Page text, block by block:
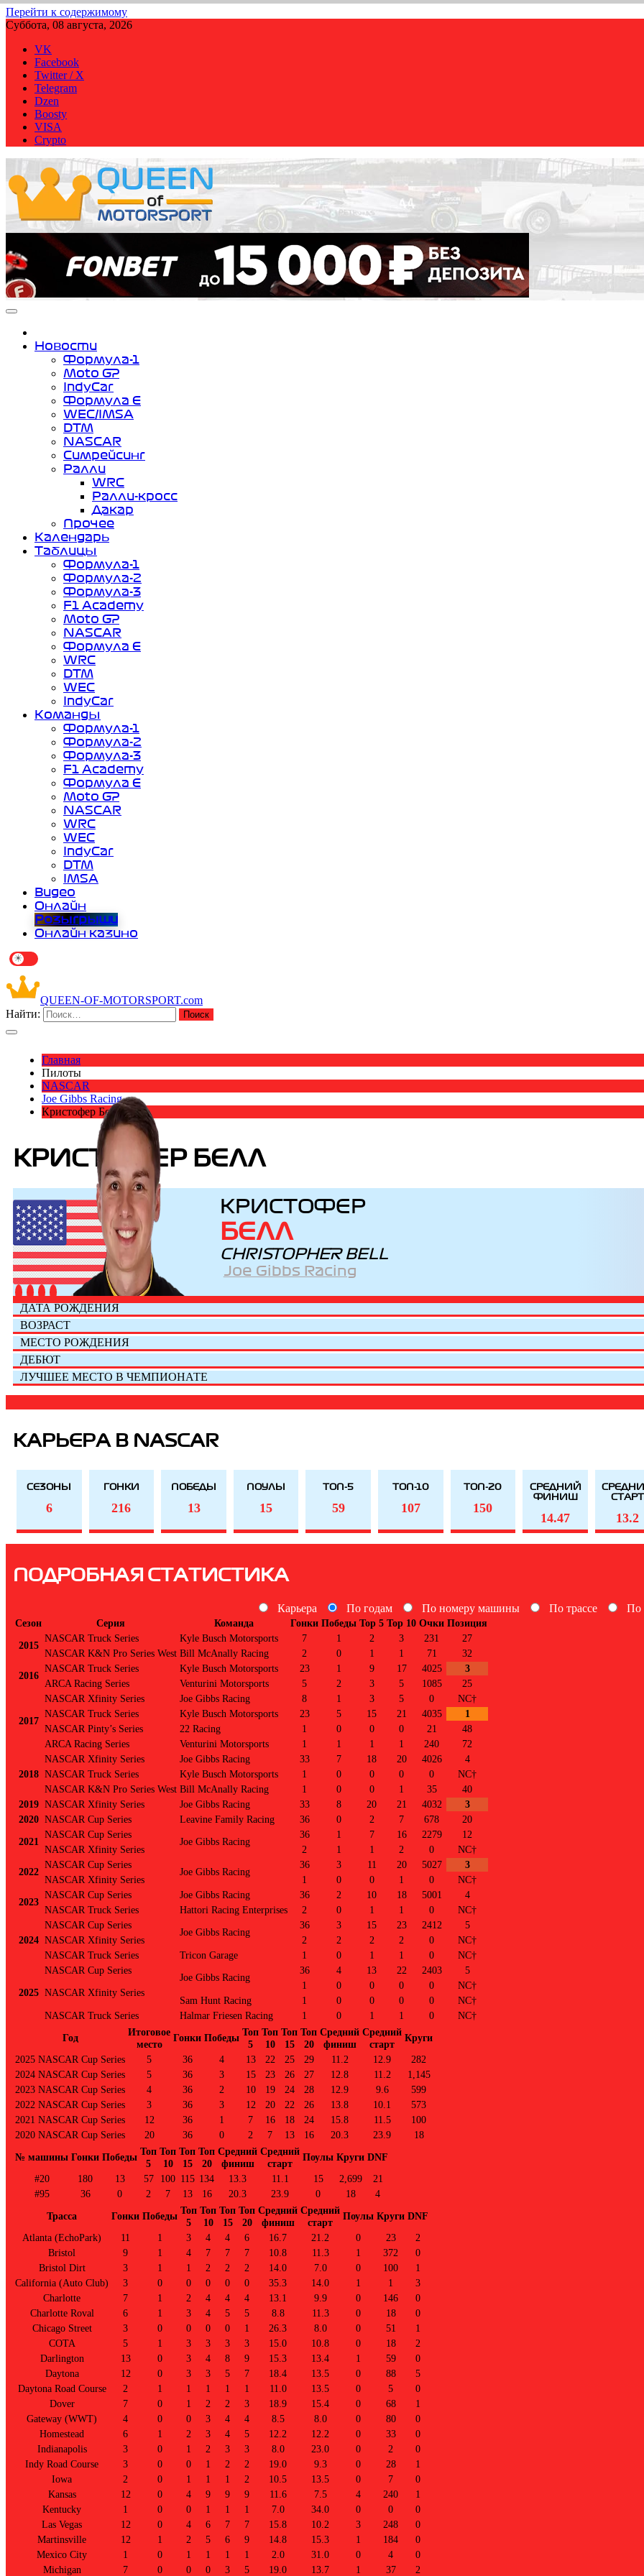
Перейти к содержимому
Суббота, 08 августа, 2026
VK
Facebook
Twitter / X
Telegram
Dzen
Boosty
VISA
Crypto
QUEEN-OF-MOTORSPORT.COM
Аналитика, статистика, трансляции Формулы-1 (Ф2/Ф3/F1 Academy), Формулы Е, Moto GP, DTM, IndyCar, NASCAR, WRC
Новости
Формула-1
Moto GP
IndyCar
Формула Е
WEC/IMSA
DTM
NASCAR
Симрейсинг
Ралли
WRC
Ралли-кросс
Дакар
Прочее
Календарь
Таблицы
Формула-1
Формула-2
Формула-3
F1 Academy
Moto GP
NASCAR
Формула Е
WRC
DTM
WEC
IndyCar
Команды
Формула-1
Формула-2
Формула-3
F1 Academy
Формула Е
Moto GP
NASCAR
WRC
WEC
IndyCar
DTM
IMSA
Видео
Онлайн
Розыгрыши
Онлайн казино
QUEEN-OF-MOTORSPORT.com
Найти:
Главная
Пилоты
NASCAR
Joe Gibbs Racing
Кристофер Белл
КРИСТОФЕР БЕЛЛ
КРИСТОФЕР
БЕЛЛ
CHRISTOPHER BELL
Joe Gibbs Racing
ДАТА РОЖДЕНИЯ
ВОЗРАСТ
МЕСТО РОЖДЕНИЯ
ДЕБЮТ
ЛУЧШЕЕ МЕСТО В ЧЕМПИОНАТЕ
КАРЬЕРА В NASCAR
СЕЗОНЫ
6
ГОНКИ
216
ПОБЕДЫ
13
ПОУЛЫ
15
ТОП-5
59
ТОП-10
107
ТОП-20
150
СРЕДНИЙ
ФИНИШ
14.47
СТАРТ
13.2
ПОДРОБНАЯ СТАТИСТИКА
Карьера По годам По номеру машины По трассе По
Сезон Серия Команда Гонки Победы Top 5 Top 10 Очки Позиция
2015
NASCAR Truck Series Kyle Busch Motorsports 7 1 2 3 231
27
NASCAR K&N Pro Series West Bill McAnally Racing 2 0 1 1 71
32
2016
NASCAR Truck Series Kyle Busch Motorsports 23 1 9 17 4025
3
ARCA Racing Series
Venturini Motorsports 5 2 3 5 1085 25
2017
NASCAR Xfinity Series Joe Gibbs Racing 8 1 3 5 0
NC†
NASCAR Truck Series
Kyle Busch Motorsports 23 5 15 21 4035
1
NASCAR Pinty’s Series
22 Racing 1 0 0 0 21
48
ARCA Racing Series
Venturini Motorsports 1 1 1 1 240 72
2018
NASCAR Xfinity Series Joe Gibbs Racing 33 7 18 20 4026
4
NASCAR Truck Series
Kyle Busch Motorsports 1 0 0 0 0
NC†
NASCAR K&N Pro Series West Bill McAnally Racing 1 0 0 1 35
40
2019 NASCAR Xfinity Series Joe Gibbs Racing 33 8 20 21 4032
3
2020 NASCAR Cup Series Leavine Family Racing 36 0 2 7 678
20
2021
NASCAR Cup Series
Joe Gibbs Racing
36 1 7 16 2279
12
NASCAR Xfinity Series
2 1 1 2 0
NC†
2022
NASCAR Cup Series
Joe Gibbs Racing
36 3 11 20 5027
3
NASCAR Xfinity Series
1 0 0 1 0
NC†
2023
NASCAR Cup Series Joe Gibbs Racing 36 2 10 18 5001
4
NASCAR Truck Series
Hattori Racing Enterprises 2 0 1 1 0 NC†
2024
NASCAR Cup Series
Joe Gibbs Racing
36 3 15 23 2412
5
NASCAR Xfinity Series
2 2 2 2 0
NC†
NASCAR Truck Series
Tricon Garage 1 0 1 1 0 NC†
2025
NASCAR Cup Series
Joe Gibbs Racing
36 4 13 22 2403
5
NASCAR Xfinity Series
1 0 0 0 0
NC†
Sam Hunt Racing
1 0 0 0 0
NC†
NASCAR Truck Series
Halmar Friesen Racing 1 0 1 1 0
NC†
Год
Итоговое
место
Гонки Победы Топ
5
Топ
10
Топ
15
Топ
20
Средний
финиш
Средний
старт
Круги
2025 NASCAR Cup Series
5 36 4 13 22 25 29 11.2 12.9
282
2024 NASCAR Cup Series
5 36 3 15 23 26 27 12.8 11.2
1,145
2023 NASCAR Cup Series
4 36 2 10 19 24 28 12.9 9.6
599
2022 NASCAR Cup Series
3 36 3 12 20 22 26 13.8 10.1
573
2021 NASCAR Cup Series
12 36 1 7 16 18 24 15.8 11.5
100
2020 NASCAR Cup Series
20 36 0 2 7 13 16 20.3 23.9
18
№ машины Гонки Победы Топ
5
Топ
10
Топ
15
Топ
20
Средний
финиш
Средний
старт
Поулы Круги DNF
#20
180 13 57 100 115 134 13.3 11.1 15 2,699
21
#95
36 0 2 7 13 16 20.3 23.9 0 18
4
Трасса
Гонки Победы Топ
5
Топ
10
Топ
15
Топ
20
Средний
финиш
Средний
старт
Поулы Круги DNF
Atlanta (EchoPark)
11 1 3 4 4 6 16.7 21.2 0 23
2
Bristol
9 1 4 7 7 7 10.8 11.3 1 372
0
Bristol Dirt
3 1 1 2 2 2 14.0 7.0 0 100
1
California (Auto Club)
3 0 0 0 0 0 35.3 14.0 1 1
3
Charlotte
7 1 2 4 4 4 13.1 9.9 0 146
0
Charlotte Roval
6 1 3 4 5 5 8.8 11.3 0 18
0
Chicago Street
3 0 0 0 0 1 26.3 8.0 0 51
1
COTA
5 1 3 3 3 3 15.0 10.8 0 18
2
Darlington
13 0 3 4 8 9 15.3 13.4 1 59
0
Daytona
12 0 3 3 5 7 18.4 13.5 0 88
5
Daytona Road Course
2 1 1 1 1 1 11.0 13.5 0 5
0
Dover
7 0 1 2 2 3 18.9 15.4 0 68
1
Gateway (WWT)
4 0 0 3 4 4 8.5 8.0 0 80
0
Homestead
6 1 2 3 4 5 12.2 12.2 0 33
0
Indianapolis
3 0 1 2 3 3 8.0 23.0 0 2
0
Indy Road Course
3 0 0 1 2 2 19.0 9.3 0 28
1
Iowa
2 0 1 1 1 2 10.5 13.5 0 7
0
Kansas
12 0 4 9 9 9 11.6 7.5 4 240
1
Kentucky
1 0 0 1 1 1 7.0 34.0 0 0
0
Las Vegas
12 0 4 6 7 7 15.8 10.2 3 248
0
Martinsville
12 1 2 5 6 9 14.8 15.3 1 184
0
Mexico City
1 0 1 1 1 1 2.0 31.0 0 4
0
Michigan
7 0 0 0 3 5 19.0 13.7 1 37 2